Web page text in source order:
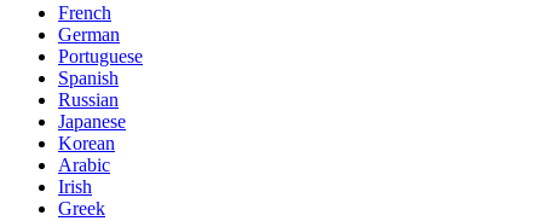
French
German
Portuguese
Spanish
Russian
Japanese
Korean
Arabic
Irish
Greek